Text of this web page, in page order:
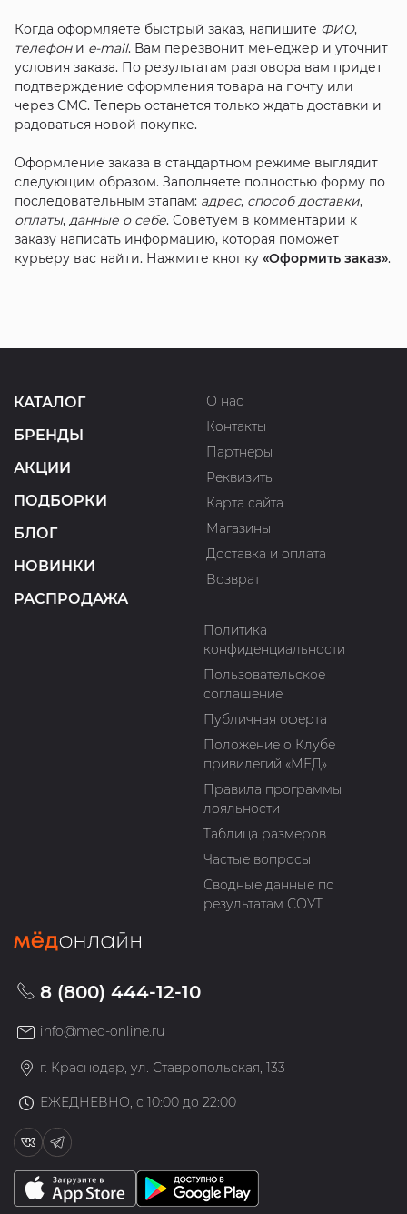
Когда оформляете быстрый заказ, напишите ФИО,
телефони e-mail. Вам перезвонит менеджер и уточнит
условия заказа. По результатам разговора вам придет
подтверждение оформления товара на почту или
через СМС. Теперь останется только ждать доставки и
радоваться новой покупке.
Оформление заказа в стандартном режиме выглядит
следующим образом. Заполняете полностью форму по
последовательным этапам: адрес, способ доставки,
оплаты, данные о себе. Советуем в комментарии к
заказу написать информацию, которая поможет
курьеру вас найти. Нажмите кнопку «Оформить заказ».
КАТАЛОГ
БРЕНДЫ
АКЦИИ
ПОДБОРКИ
БЛОГ
НОВИНКИ
РАСПРОДАЖА
О нас
Контакты
Партнеры
Реквизиты
Карта сайта
Магазины
Доставка и оплата
Возврат
Политика
конфиденциальности
Пользовательское
соглашение
Публичная оферта
Положение о Клубе
привилегий «МЁД»
Правила программы
лояльности
Таблица размеров
Частые вопросы
Сводные данные по
результатам СОУТ
8 (800) 444-12-10
info@med-online.ru
г. Краснодар, ул. Ставропольская, 133
ЕЖЕДНЕВНО, с 10:00 до 22:00